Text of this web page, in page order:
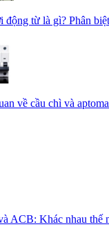
động từ là gì? Phân
về cầu chì và
ACB: Khác nhau thế